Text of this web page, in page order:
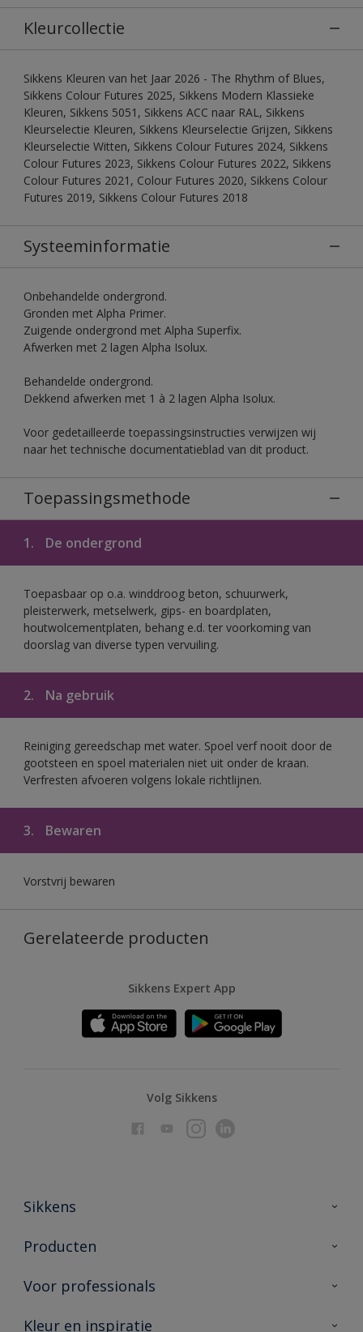
Kleurcollectie
Sikkens Kleuren van het Jaar 2026 - The Rhythm of Blues,
Sikkens Colour Futures 2025, Sikkens Modern Klassieke
Kleuren, Sikkens 5051, Sikkens ACC naar RAL, Sikkens
Kleurselectie Kleuren, Sikkens Kleurselectie Grijzen, Sikkens
Kleurselectie Witten, Sikkens Colour Futures 2024, Sikkens
Colour Futures 2023, Sikkens Colour Futures 2022, Sikkens
Colour Futures 2021, Colour Futures 2020, Sikkens Colour
Futures 2019, Sikkens Colour Futures 2018
Systeeminformatie
Onbehandelde ondergrond.
Gronden met Alpha Primer.
Zuigende ondergrond met Alpha Superfix.
Afwerken met 2 lagen Alpha Isolux.
Behandelde ondergrond.
Dekkend afwerken met 1 à 2 lagen Alpha Isolux.
Voor gedetailleerde toepassingsinstructies verwijzen wij
naar het technische documentatieblad van dit product.
Toepassingsmethode
1. De ondergrond
Toepasbaar op o.a. winddroog beton, schuurwerk,
pleisterwerk, metselwerk, gips- en boardplaten,
houtwolcementplaten, behang e.d. ter voorkoming van
doorslag van diverse typen vervuiling.
2. Na gebruik
Reiniging gereedschap met water. Spoel verf nooit door de
gootsteen en spoel materialen niet uit onder de kraan.
Verfresten afvoeren volgens lokale richtlijnen.
3. Bewaren
Vorstvrij bewaren
Gerelateerde producten
Sikkens Expert App
Volg Sikkens
Sikkens
Over Sikkens
Duurzaamheid
Producten
Producten voor binnen
Vind je verkooppunt
Voor professionals
Advies & service
Kleur en inspiratie